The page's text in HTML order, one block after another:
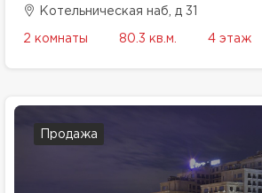
Котельническая наб, д 31
2 комнаты 80.3 кв.м. 4 этаж
Продажа